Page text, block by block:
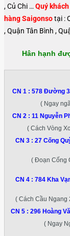
, Củ Chi … Quý
hàng Saigonsotại :
, Quận Tân Bình ,
Hân hạnh
CN 1 : 578 Đường
( Ngay
CN 2 : 11 Nguyễn
( Cách Vòng
CN 3 : 27 Cống
( Đoạn Cống
CN 4 : 784 Kha
( Cách Cầu Ngang
CN 5 : 296 Hoàng
( Ngay